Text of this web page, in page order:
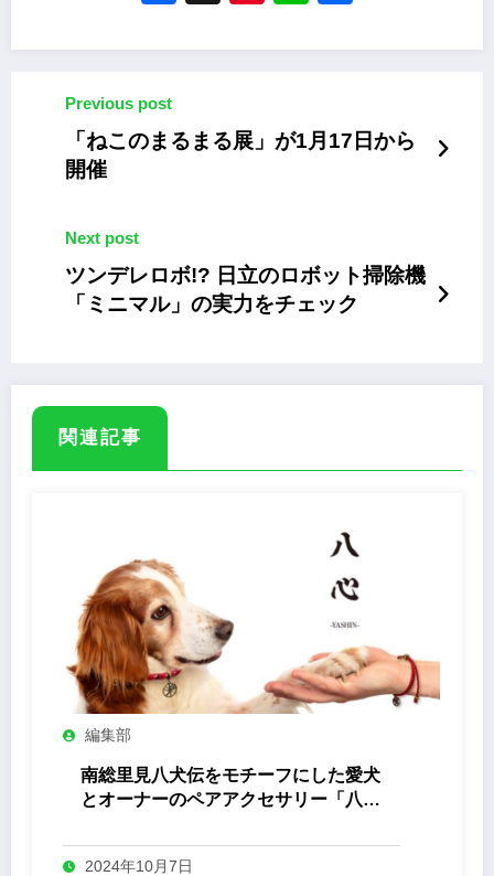
Previous post
「ねこのまるまる展」が1月17日から
開催
Next post
ツンデレロボ!? 日立のロボット掃除機
「ミニマル」の実力をチェック
関連記事
編集部
南総里見八犬伝をモチーフにした愛犬
とオーナーのペアアクセサリー「八心
2024年10月7日